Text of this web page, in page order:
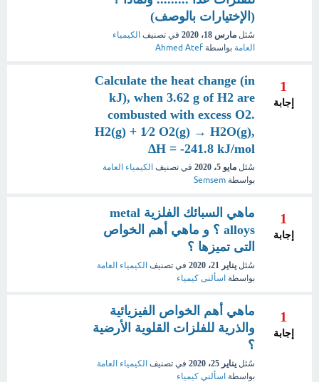
(الإختيارات بالوصف)
سُئل مارس 18، 2020 في تصنيف الكيمياء
العامة بواسطة Ahmed Atef
1
إجابة
Calculate the heat change (in
kJ), when 3.62 g of H2 are
combusted with excess O2.
H2(g) + 1⁄2 O2(g) → H2O(g),
ΔH = -241.8 kJ/mol
سُئل مايو 5، 2020 في تصنيف الكيمياء العامة
بواسطة Semsem
1
إجابة
ماهي السبائك الفلزية metal
alloys ؟ و ماهي أهم الخواص
التى تميزها ؟
سُئل يناير 21، 2020 في تصنيف الكيمياء العامة
بواسطة اسألنى كيمياء
1
إجابة
ماهي أهم الخواص الفيزيائية
والذرية للفلزات القلوية الأرضية
؟
سُئل يناير 25، 2020 في تصنيف الكيمياء العامة
بواسطة اسألني كيمياء